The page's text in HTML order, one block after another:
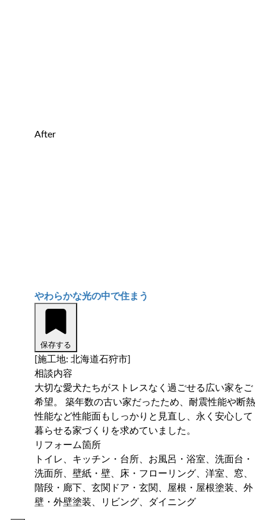
After
やわらかな光の中で住まう
保存する
[施工地: 北海道石狩市]
相談内容
大切な愛犬たちがストレスなく過ごせる広い家をご
希望。 築年数の古い家だったため、耐震性能や断熱
性能など性能面もしっかりと見直し、永く安心して
暮らせる家づくりを求めていました。
リフォーム箇所
トイレ、キッチン・台所、お風呂・浴室、洗面台・
洗面所、壁紙・壁、床・フローリング、洋室、窓、
階段・廊下、玄関ドア・玄関、屋根・屋根塗装、外
壁・外壁塗装、リビング、ダイニング